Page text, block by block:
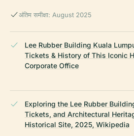
अंतिम समीक्षा: August 2025
Lee Rubber Building Kuala
Tickets & History of This Iconic
Corporate Office
Exploring the Lee Rubber
Tickets, and Architectural
Historical Site, 2025, Wikipedia